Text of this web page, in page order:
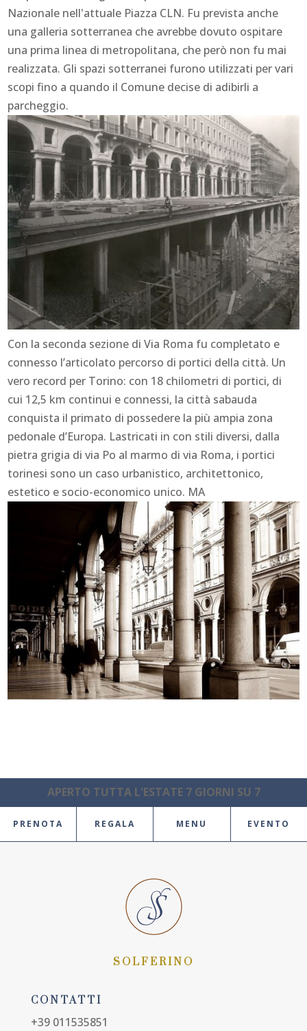
Nazionale nell'attuale Piazza CLN. Fu prevista anche
una galleria sotterranea che avrebbe dovuto ospitare
una prima linea di metropolitana, che però non fu mai
realizzata. Gli spazi sotterranei furono utilizzati per vari
scopi fino a quando il Comune decise di adibirli a
parcheggio.
Con la seconda sezione di Via Roma fu completato e
connesso l’articolato percorso di portici della città. Un
vero record per Torino: con 18 chilometri di portici, di
cui 12,5 km continui e connessi, la città sabauda
conquista il primato di possedere la più ampia zona
pedonale d’Europa. Lastricati in con stili diversi, dalla
pietra grigia di via Po al marmo di via Roma, i portici
torinesi sono un caso urbanistico, architettonico,
estetico e socio-economico unico. MA
APERTO TUTTA L'ESTATE 7 GIORNI SU 7
PRENOTA REGALA MENU EVENTO
SOLFERINO
CONTATTI
+39 011535851